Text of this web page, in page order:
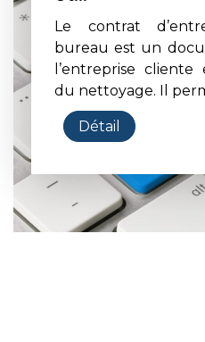
Le contrat
bureau est un
l’entreprise
du nettoyage. Il
Détail